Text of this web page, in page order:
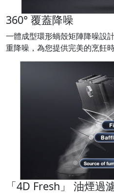
360° 覆蓋降噪
一體成型環形蝸殼矩陣降噪設
重降噪，為您提供完美的烹飪時
「4D Fresh」 油煙過